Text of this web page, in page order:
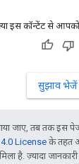
इस कॉन्टेंट से
सुझाव भेजें
जाए, तब तक इस पेज
License के तहत
है. ज़्यादा